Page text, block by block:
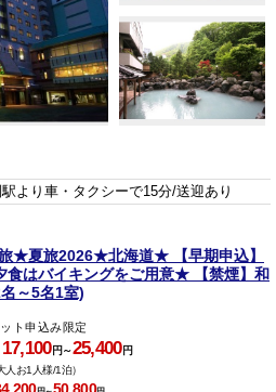
より車・タクシーで15分/送迎あり
★夏旅2026★北海道★ 【早期申込】
食はバイキングをご用意★ 【禁煙】和
～5名1室)
ト申込み限定
17,100円～25,400円
人お1人様/1泊）